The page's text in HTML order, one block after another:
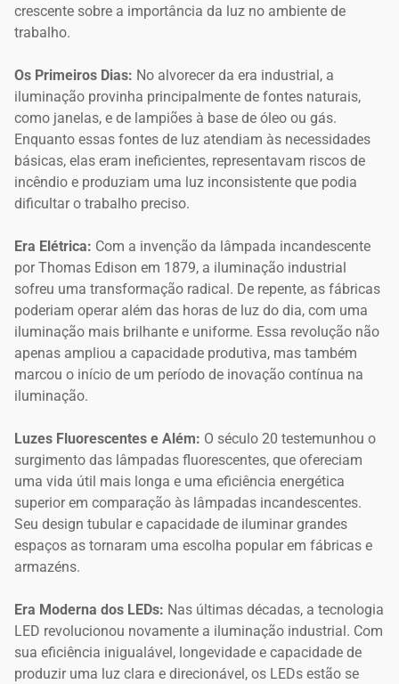
crescente sobre a importância da luz no ambiente de
trabalho.
Os Primeiros Dias: No alvorecer da era industrial, a
iluminação provinha principalmente de fontes naturais,
como janelas, e de lampiões à base de óleo ou gás.
Enquanto essas fontes de luz atendiam às necessidades
básicas, elas eram ineficientes, representavam riscos de
incêndio e produziam uma luz inconsistente que podia
dificultar o trabalho preciso.
Era Elétrica: Com a invenção da lâmpada incandescente
por Thomas Edison em 1879, a iluminação industrial
sofreu uma transformação radical. De repente, as fábricas
poderiam operar além das horas de luz do dia, com uma
iluminação mais brilhante e uniforme. Essa revolução não
apenas ampliou a capacidade produtiva, mas também
marcou o início de um período de inovação contínua na
iluminação.
Luzes Fluorescentes e Além: O século 20 testemunhou o
surgimento das lâmpadas fluorescentes, que ofereciam
uma vida útil mais longa e uma eficiência energética
superior em comparação às lâmpadas incandescentes.
Seu design tubular e capacidade de iluminar grandes
espaços as tornaram uma escolha popular em fábricas e
armazéns.
Era Moderna dos LEDs: Nas últimas décadas, a tecnologia
LED revolucionou novamente a iluminação industrial. Com
sua eficiência inigualável, longevidade e capacidade de
produzir uma luz clara e direcionável, os LEDs estão se